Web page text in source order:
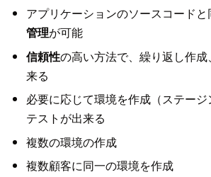
アプリケーションのソースコード
管理が可能
信頼性の高い方法で、繰り返し作
来る
必要に応じて環境を作成（ステージ
テストが出来る
複数の環境の作成
複数顧客に同一の環境を作成